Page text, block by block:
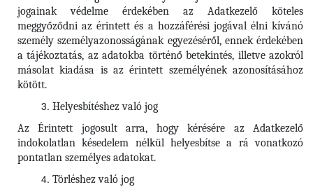
jogainak védelme érdekében az Adatkezelő köteles
meggyőződni az érintett és a hozzáférési jogával élni kívánó
személy személyazonosságának egyezéséről, ennek érdekében
a tájékoztatás, az adatokba történő betekintés, illetve azokról
másolat kiadása is az érintett személyének azonosításához
kötött.
Helyesbítéshez való jog
Az Érintett jogosult arra, hogy kérésére az Adatkezelő
indokolatlan késedelem nélkül helyesbítse a rá vonatkozó
pontatlan személyes adatokat.
Törléshez való jog